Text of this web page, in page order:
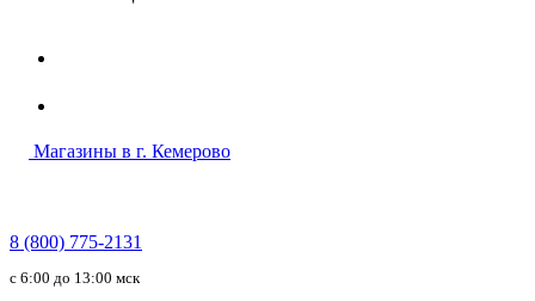
Магазины в г. Кемерово
8 (800) 775-2131
c 6:00 до 13:00 мск